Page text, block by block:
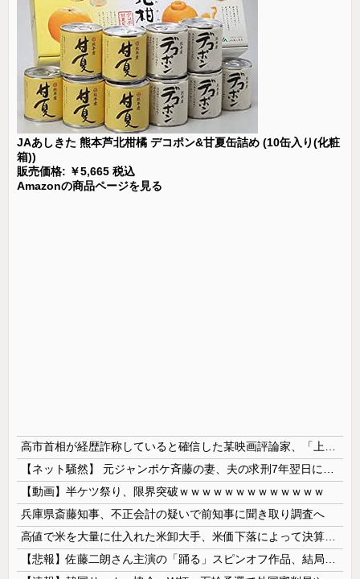
JAあしきた 熊本芦北柑橘 デコポン&甘夏缶詰め (10缶入り(化粧
箱))
販売価格: ￥5,665 税込
Amazonの商品ページを見る
【動画】半ケツ祭り、限界突破ｗｗｗｗｗｗｗｗｗｗｗｗｗ
兵庫県斎藤知事、不正会計の疑いで前知事に聞き取り調査へ